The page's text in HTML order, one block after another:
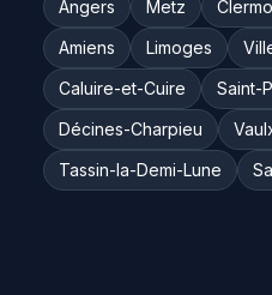
Angers
Metz
Amiens
Limoges
Caluire-et-Cuire
Saint-
Décines-Charpieu
Tassin-la-Demi-Lune